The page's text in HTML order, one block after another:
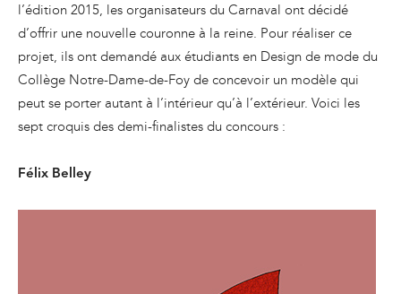
l’édition 2015, les organisateurs du Carnaval ont décidé
d’offrir une nouvelle couronne à la reine. Pour réaliser ce
projet, ils ont demandé aux étudiants en Design de mode du
Collège Notre-Dame-de-Foy de concevoir un modèle qui
peut se porter autant à l’intérieur qu’à l’extérieur. Voici les
sept croquis des demi-finalistes du concours :
Félix Belley